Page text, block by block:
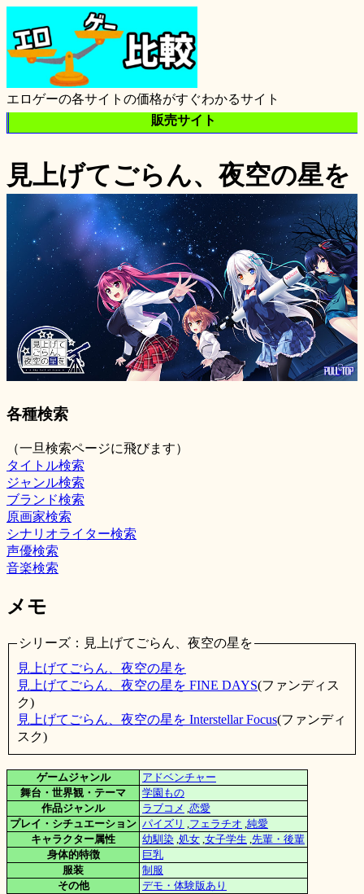
エロゲーの各サイトの価格がすぐわかるサイト
販売サイト
見上げてごらん、夜空の星を
各種検索
（一旦検索ページに飛びます）
タイトル検索
ジャンル検索
ブランド検索
原画家検索
シナリオライター検索
声優検索
音楽検索
メモ
シリーズ：見上げてごらん、夜空の星を
見上げてごらん、夜空の星を
見上げてごらん、夜空の星を FINE DAYS(ファンディス
ク)
見上げてごらん、夜空の星を Interstellar Focus(ファンディ
スク)
ゲームジャンル
アドベンチャー
舞台・世界観・テーマ
学園もの
作品ジャンル
ラブコメ ,恋愛
プレイ・シチュエーション パイズリ ,フェラチオ ,純愛
キャラクター属性
幼馴染 ,処女 ,女子学生 ,先輩・後輩
身体的特徴
巨乳
服装
制服
その他
デモ・体験版あり